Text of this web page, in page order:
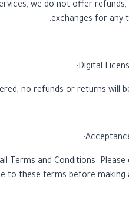
we do not offer
exchanges for any
Digital
no refunds or returns will
Terms and Conditions. Please
to these terms before making